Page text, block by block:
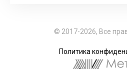
© 2017-2026, Все
Политика